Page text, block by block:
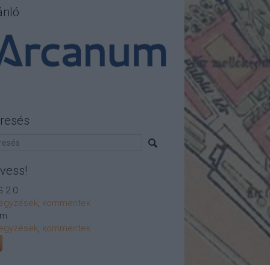
2.0
, kommentek
, kommentek